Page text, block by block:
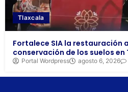
Tlaxcala
Fortalece SIA la restauración
conservación de los suelos en
Portal Wordpress agosto 6, 2026